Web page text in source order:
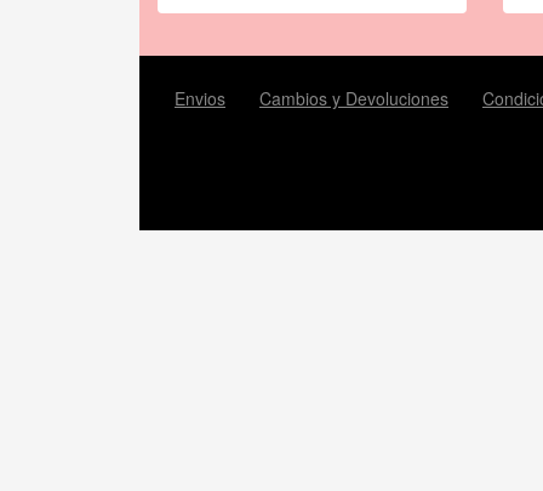
Envios Cambios y Devoluciones